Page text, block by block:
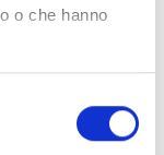
o che hanno
può
Le